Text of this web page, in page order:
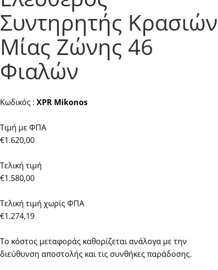
Συντηρητής Κρασιών
Μίας Ζώνης 46
Φιαλών
Κωδικός : XPR Mikonos
Τιμή με ΦΠΑ
€1.620,00
Τελική τιμή
€1.580,00
Τελική τιμή χωρίς ΦΠΑ
€1.274,19
Το κόστος μεταφοράς καθορίζεται ανάλογα με την
διεύθυνση αποστολής και τις συνθήκες παράδοσης.